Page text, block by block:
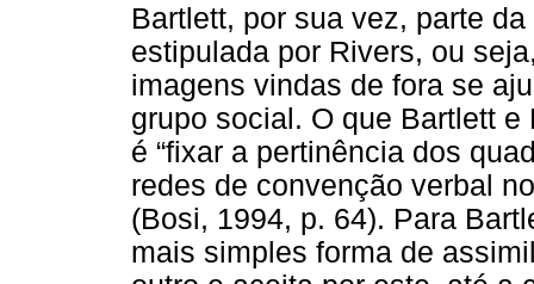
Bartlett, por sua vez, parte
estipulada por Rivers, ou
imagens vindas de fora se
grupo social. O que Bartlett
é “fixar a pertinência dos
redes de convenção verbal
(Bosi, 1994, p. 64). Para
mais simples forma de